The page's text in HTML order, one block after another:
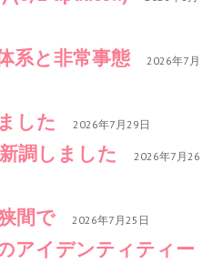
系と非常事態 2026年7月
した 2026年7月29日
調しました 2026年7月26
間で 2026年7月25日
アイデンティティー